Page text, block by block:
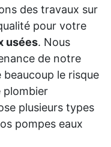
des travaux sur
pour votre
usées. Nous
de notre
le risque
plombier
plusieurs types
pompes eaux